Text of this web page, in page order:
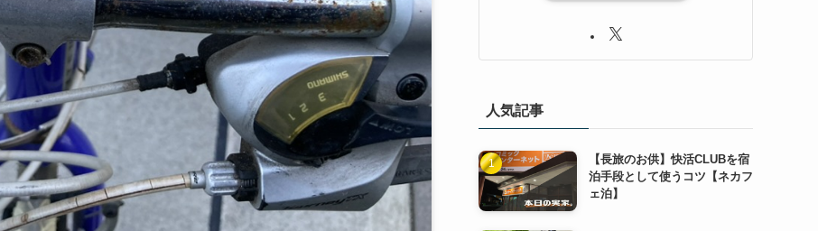
人気記事
【長旅のお供】快活CLUBを宿
泊手段として使うコツ【ネカフ
ェ泊】